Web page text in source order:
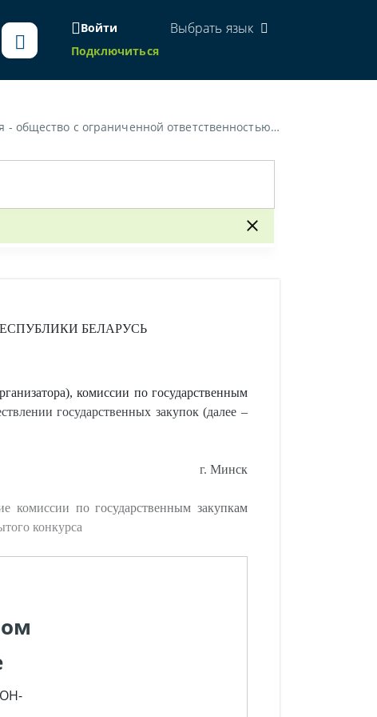
Войти
Подключиться
Выбрать язык
унитарное дочернее предприятие в ходе проведения открытого конкурса]»
БЕЛАРУСЬ
комиссии по государственным
государственных закупок (далее –
г. Минск
комиссии по государственным закупкам
конкурса